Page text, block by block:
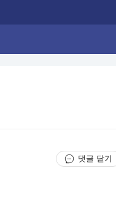
댓글 닫기